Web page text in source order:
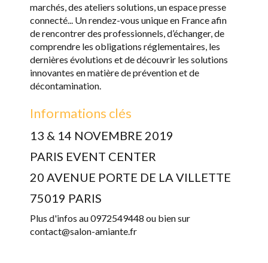
marchés, des ateliers solutions, un espace presse
connecté... Un rendez-vous unique en France afin
de rencontrer des professionnels, d’échanger, de
comprendre les obligations réglementaires, les
dernières évolutions et de découvrir les solutions
innovantes en matière de prévention et de
décontamination.
Informations clés
13 & 14 NOVEMBRE 2019
PARIS EVENT CENTER
20 AVENUE PORTE DE LA VILLETTE
75019 PARIS
Plus d'infos au 0972549448 ou bien sur
contact@salon-amiante.fr